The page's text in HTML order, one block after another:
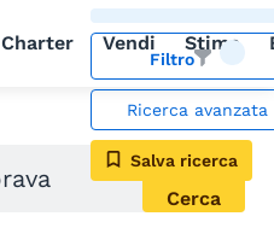
Charter Vendi Stima
Filtro
Ricerca avanzata
Salva ricerca
Cerca